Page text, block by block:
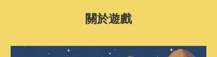
關於遊戲